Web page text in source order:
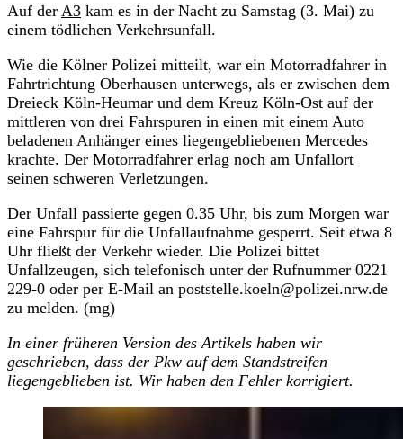
Auf der A3 kam es in der Nacht zu Samstag (3. Mai) zu
einem tödlichen Verkehrsunfall.
Wie die Kölner Polizei mitteilt, war ein Motorradfahrer in
Fahrtrichtung Oberhausen unterwegs, als er zwischen dem
Dreieck Köln-Heumar und dem Kreuz Köln-Ost auf der
mittleren von drei Fahrspuren in einen mit einem Auto
beladenen Anhänger eines liegengebliebenen Mercedes
krachte. Der Motorradfahrer erlag noch am Unfallort
seinen schweren Verletzungen.
Der Unfall passierte gegen 0.35 Uhr, bis zum Morgen war
eine Fahrspur für die Unfallaufnahme gesperrt. Seit etwa 8
Uhr fließt der Verkehr wieder. Die Polizei bittet
Unfallzeugen, sich telefonisch unter der Rufnummer 0221
229-0 oder per E-Mail an poststelle.koeln@polizei.nrw.de
zu melden. (mg)
In einer früheren Version des Artikels haben wir
geschrieben, dass der Pkw auf dem Standstreifen
liegengeblieben ist. Wir haben den Fehler korrigiert.